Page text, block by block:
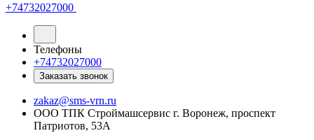
+74732027000
Телефоны
+74732027000
Заказать звонок
zakaz@sms-vrn.ru
ООО ТПК Строймашсервис г. Воронеж, проспект
Патриотов, 53А